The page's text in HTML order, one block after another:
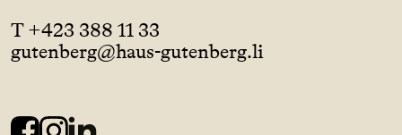
T +423 388 11 33
gutenberg@haus-gutenberg.li